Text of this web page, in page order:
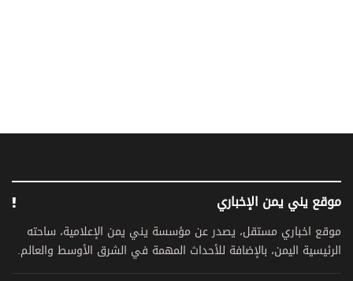
موقع يني يمن الإخباري
موقع اخباري مستقل، يصدر عن مؤسسة يني يمن الإعلامية، ساحته
الرئيسية اليمن، بالإضافة للأحداث المهمة في الشرق الأوسط والعالم.